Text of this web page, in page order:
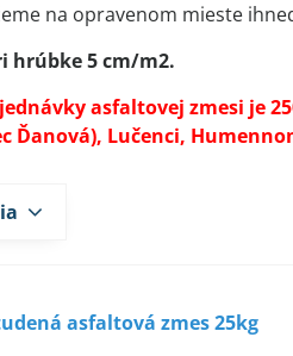
na opravenom mieste
hrúbke 5 cm/m2.
asfaltovej zmesi je
Ďanová), Lučenci,
asfaltová zmes 25kg